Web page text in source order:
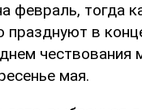
февраль, тогда
празднуют в
чествования
мая.